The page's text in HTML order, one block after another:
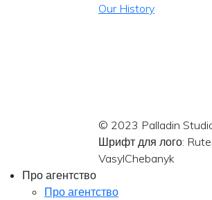
Our History
© 2023 Palladin
Шрифт для лого:
VasylChebanyk
Про агентство
Про агентство